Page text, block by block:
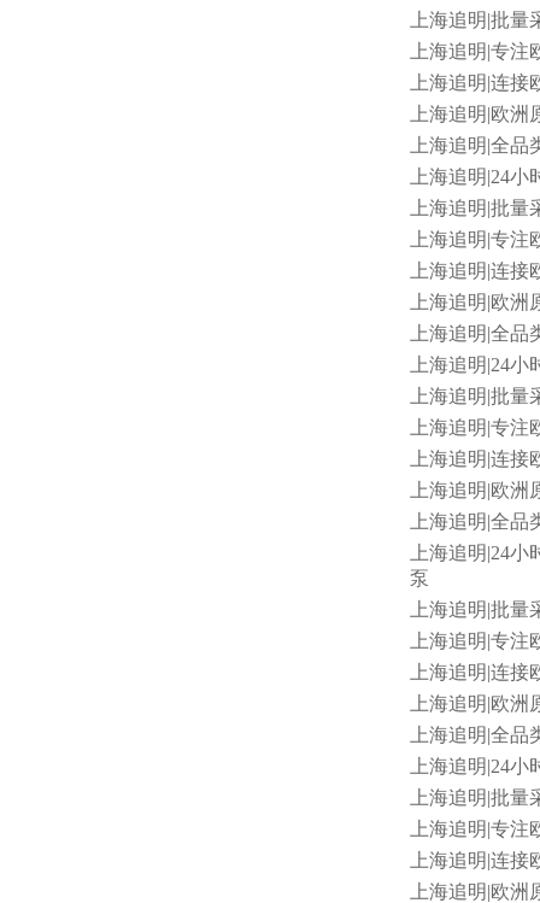
上海追明|批量
上海追明|专注
上海追明|连接
上海追明|欧洲
上海追明|全品
上海追明|24小
上海追明|批量
上海追明|专注
上海追明|连接
上海追明|欧洲
上海追明|全品
上海追明|24小
上海追明|批量
上海追明|专注
上海追明|连接
上海追明|欧洲
上海追明|全品
上海追明|24小
泵
上海追明|批量
上海追明|专注
上海追明|连接
上海追明|欧洲
上海追明|全品
上海追明|24小
上海追明|批量
上海追明|专注
上海追明|连接
上海追明|欧洲